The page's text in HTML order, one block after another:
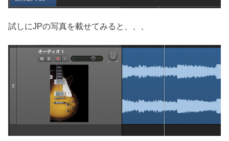
試しにJPの写真を載せてみると、、、